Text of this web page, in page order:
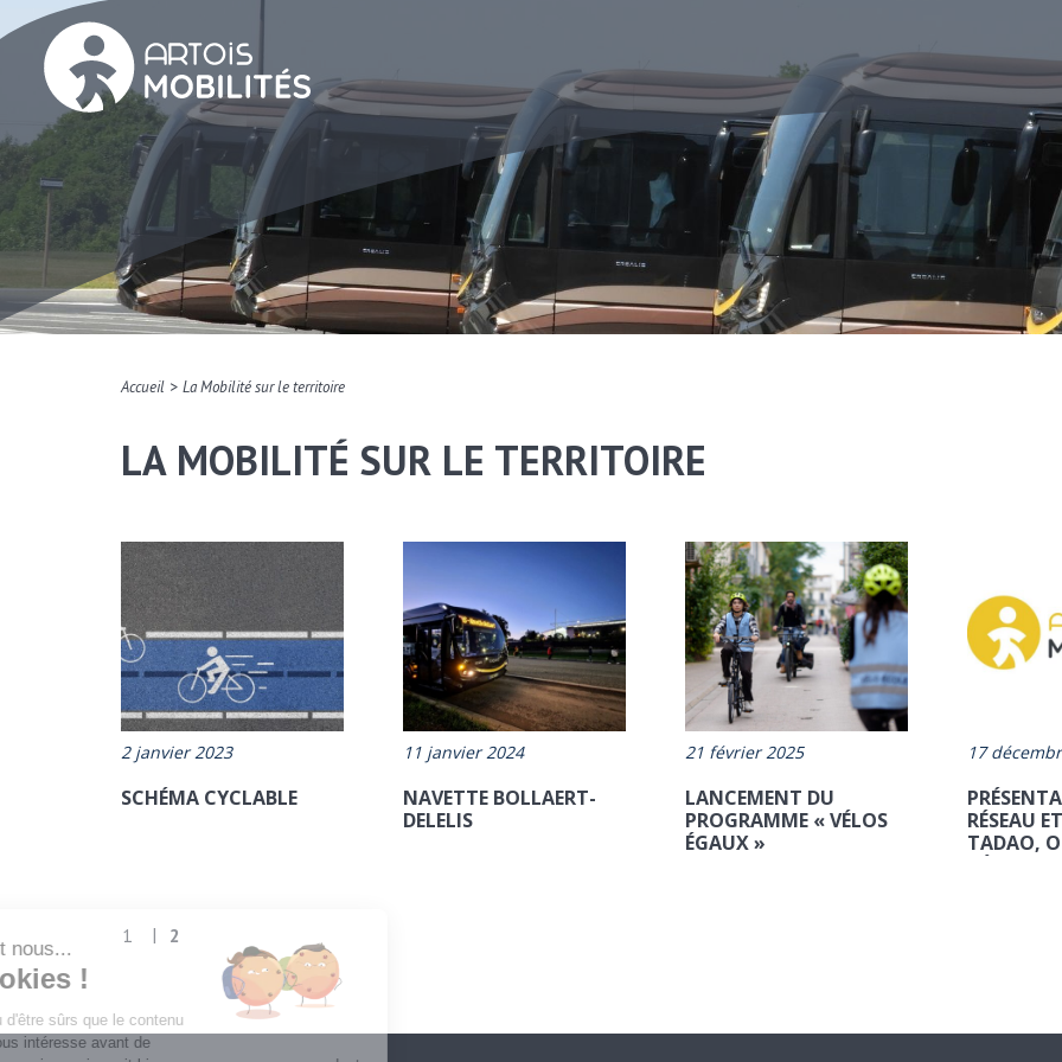
Accueil > La Mobilité sur le territoire
LA MOBILITÉ SUR LE TERRITOIRE
2 janvier 2023
SCHÉMA CYCLABLE
11 janvier 2024
NAVETTE BOLLAERT-
DELELIS
21 février 2025
LANCEMENT DU
PROGRAMME « VÉLOS
ÉGAUX »
17
RÉSEAU
TADAO,
1 2
Salut c'est nous...
les Cookies !
On a attendu d'être sûrs que le contenu
de ce site vous intéresse avant de